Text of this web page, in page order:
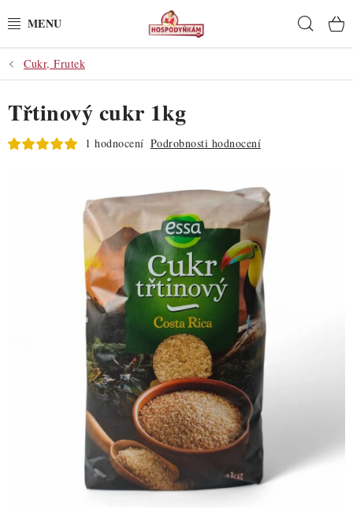
na
POTŘEBY
POMŮCKY
SUROVINY
PRO OSLAVY
DO KUCHYNĚ
ZDRAVÉ PEČENÍ
DÁRKOVÉ POUKAZY
TÉMATICKÉ PRODUKTY
PROFI BALENÍ
Cukr, Frutek
Třtinový cukr 1kg
1 hodnocení Podrobnosti hodnocení